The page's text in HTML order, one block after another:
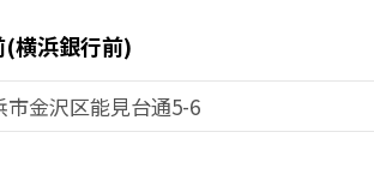
(横浜銀行前)
市金沢区能見台通5-6